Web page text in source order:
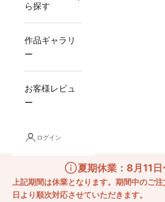
ら探す
作品ギャラリ
ー
お客様レビュ
ー
ログイン
夏期休業：8月11
上記期間は休業となります。期間中のご
日より順次対応させていただきます。